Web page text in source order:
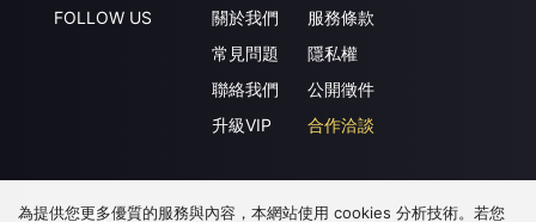
FOLLOW US
關於我們
常見問題
聯絡我們
升級VIP
服務條款
隱私權
公開徵件
合作洽談
下載 APP
為提供您更多優質的服務與內容，本網站使用 cookies 分析技術。若您